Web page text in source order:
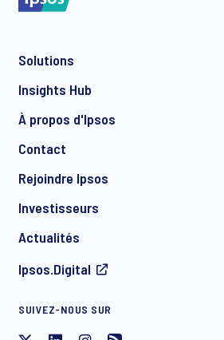
Solutions
Insights Hub
À propos d'Ipsos
Contact
Rejoindre Ipsos
Investisseurs
Actualités
Ipsos.Digital
SUIVEZ-NOUS SUR